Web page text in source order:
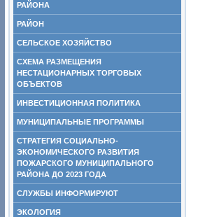
РАЙОНА
РАЙОН
СЕЛЬСКОЕ ХОЗЯЙСТВО
СХЕМА РАЗМЕЩЕНИЯ
НЕСТАЦИОНАРНЫХ ТОРГОВЫХ
ОБЪЕКТОВ
ИНВЕСТИЦИОННАЯ ПОЛИТИКА
МУНИЦИПАЛЬНЫЕ ПРОГРАММЫ
СТРАТЕГИЯ СОЦИАЛЬНО-
ЭКОНОМИЧЕСКОГО РАЗВИТИЯ
ПОЖАРСКОГО МУНИЦИПАЛЬНОГО
РАЙОНА ДО 2023 ГОДА
СЛУЖБЫ ИНФОРМИРУЮТ
ЭКОЛОГИЯ